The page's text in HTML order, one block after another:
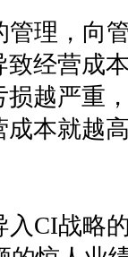
理，向
经营成
越严重
本就越
CI战略